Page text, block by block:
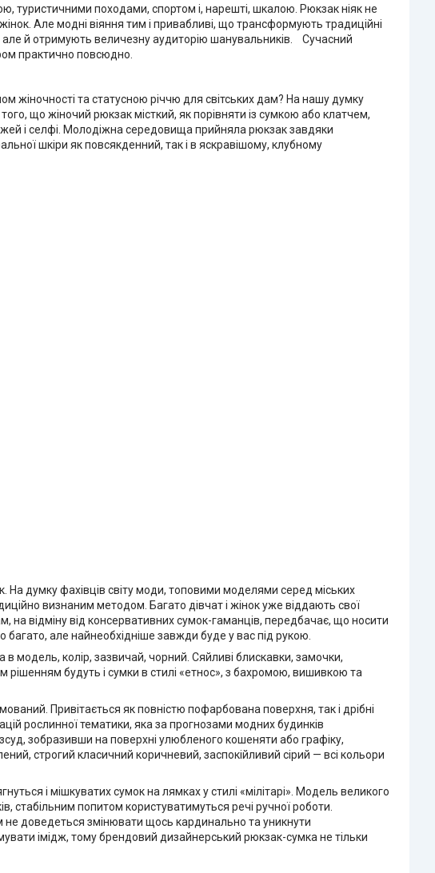
туристичними походами, спортом і, нарешті, шкалою. Рюкзак ніяк не
Але модні віяння тим і привабливі, що трансформують традиційні
але й отримують величезну аудиторію шанувальників. Сучасний
практично повсюдно.
жіночності та статусною річчю для світських дам? На нашу думку
того, що жіночий рюкзак місткий, як порівняти із сумкою або клатчем,
і селфі. Молодіжна середовища прийняла рюкзак завдяки
шкіри як повсякденний, так і в яскравішому, клубному
На думку фахівців світу моди, топовими моделями серед міських
визнаним методом. Багато дівчат і жінок уже віддають свої
відміну від консервативних сумок-гаманців, передбачає, що носити
але найнеобхідніше завжди буде у вас під рукою.
модель, колір, зазвичай, чорний. Сяйливі блискавки, замочки,
будуть і сумки в стилі «етнос», з бахромою, вишивкою та
Привітається як повністю пофарбована поверхня, так і дрібні
рослинної тематики, яка за прогнозами модних будинків
зобразивши на поверхні улюбленого кошеняти або графіку,
строгий класичний коричневий, заспокійливий сірий — всі кольори
і мішкуватих сумок на лямках у стилі «мілітарі». Модель великого
стабільним попитом користуватимуться речі ручної роботи.
не доведеться змінювати щось кардинально та уникнути
імідж, тому брендовий дизайнерський рюкзак-сумка не тільки